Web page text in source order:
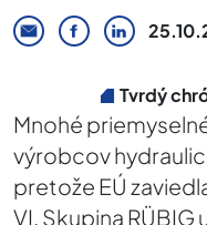
Tvrdý
Mnohé
výrobcov
pretože EÚ
VI. Skupina RÜBIG